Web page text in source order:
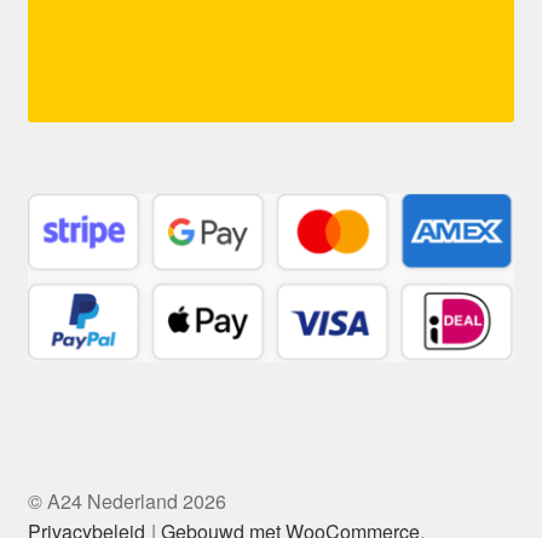
© A24 Nederland 2026
Privacybeleid
Gebouwd met WooCommerce.